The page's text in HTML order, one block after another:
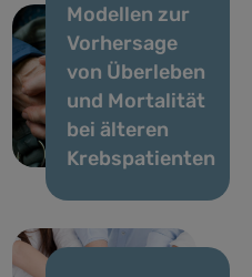
Modellen zur
Vorhersage
von Überleben
und Mortalität
bei älteren
Krebspatienten